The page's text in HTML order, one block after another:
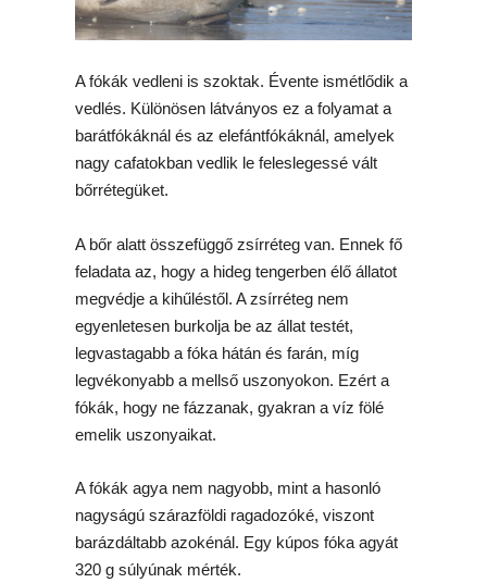
A fókák vedleni is szoktak. Évente ismétlődik a
vedlés. Különösen látványos ez a folyamat a
barátfókáknál és az elefántfókáknál, amelyek
nagy cafatokban vedlik le feleslegessé vált
bőrrétegüket.
A bőr alatt összefüggő zsírréteg van. Ennek fő
feladata az, hogy a hideg tengerben élő állatot
megvédje a kihűléstől. A zsírréteg nem
egyenletesen burkolja be az állat testét,
legvastagabb a fóka hátán és farán, míg
legvékonyabb a mellső uszonyokon. Ezért a
fókák, hogy ne fázzanak, gyakran a víz fölé
emelik uszonyaikat.
A fókák agya nem nagyobb, mint a hasonló
nagyságú szárazföldi ragadozóké, viszont
barázdáltabb azokénál. Egy kúpos fóka agyát
320 g súlyúnak mérték.